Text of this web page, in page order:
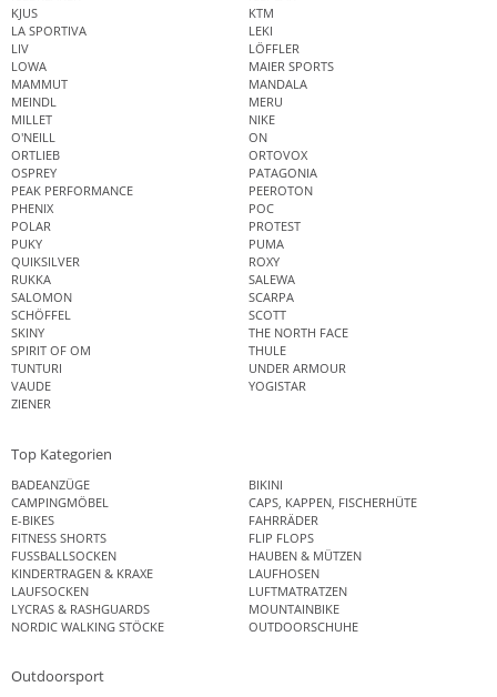
KJUS
KTM
LA SPORTIVA
LEKI
LIV
LÖFFLER
LOWA
MAIER SPORTS
MAMMUT
MANDALA
MEINDL
MERU
MILLET
NIKE
O'NEILL
ON
ORTLIEB
ORTOVOX
OSPREY
PATAGONIA
PEAK PERFORMANCE
PEEROTON
PHENIX
POC
POLAR
PROTEST
PUKY
PUMA
QUIKSILVER
ROXY
RUKKA
SALEWA
SALOMON
SCARPA
SCHÖFFEL
SCOTT
SKINY
THE NORTH FACE
SPIRIT OF OM
THULE
TUNTURI
UNDER ARMOUR
VAUDE
YOGISTAR
ZIENER
Top Kategorien
BADEANZÜGE
BIKINI
CAMPINGMÖBEL
CAPS, KAPPEN, FISCHERHÜTE
E-BIKES
FAHRRÄDER
FITNESS SHORTS
FLIP FLOPS
FUSSBALLSOCKEN
HAUBEN & MÜTZEN
KINDERTRAGEN & KRAXE
LAUFHOSEN
LAUFSOCKEN
LUFTMATRATZEN
LYCRAS & RASHGUARDS
MOUNTAINBIKE
NORDIC WALKING STÖCKE
OUTDOORSCHUHE
Outdoorsport